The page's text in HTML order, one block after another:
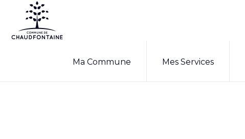
Passer
Passer
contenu
CHAUDFONTAINE
de
Ma Commune Mes Services